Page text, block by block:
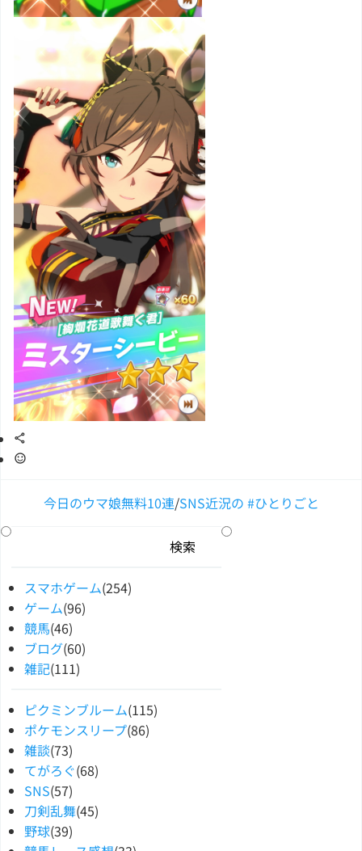
今日のウマ娘無料10連/SNS近況の #ひとりごと
スマホゲーム(254)
ゲーム(96)
競馬(46)
ブログ(60)
雑記(111)
ピクミンブルーム(115)
ポケモンスリープ(86)
雑談(73)
てがろぐ(68)
SNS(57)
刀剣乱舞(45)
野球(39)